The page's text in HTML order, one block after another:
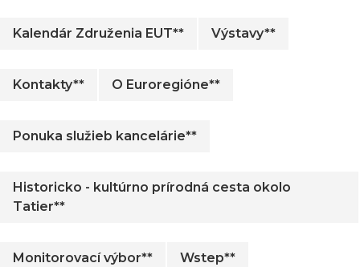
Kalendár Združenia EUT** Výstavy**
Kontakty** O Euroregióne**
Ponuka služieb kancelárie**
Historicko - kultúrno prírodná cesta okolo
Tatier**
Monitorovací výbor** Wstep**